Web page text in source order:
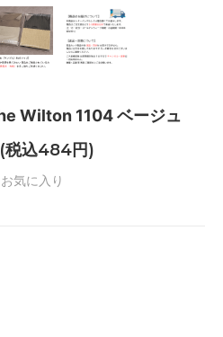
Wilton 1104 ベージュ
込484円)
お気に入り